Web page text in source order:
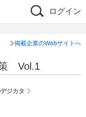
ログイン
掲載企業のWebサイトへ
Vol.1
ジカタ